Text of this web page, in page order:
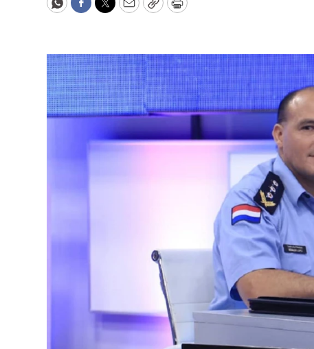
WhatsApp
Facebook
Twitter
EmailCopyPrint